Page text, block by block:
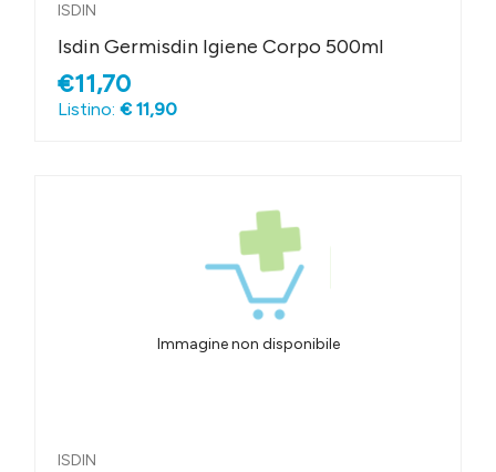
ISDIN
Isdin Germisdin Igiene Corpo 500ml
€11,70
Listino: € 11,90
Immagine non disponibile
ISDIN